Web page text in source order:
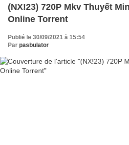
(NX!23) 720P Mkv Thuyết
Online Torrent
Publié le 30/09/2021 à 15:54
Par pasbulator